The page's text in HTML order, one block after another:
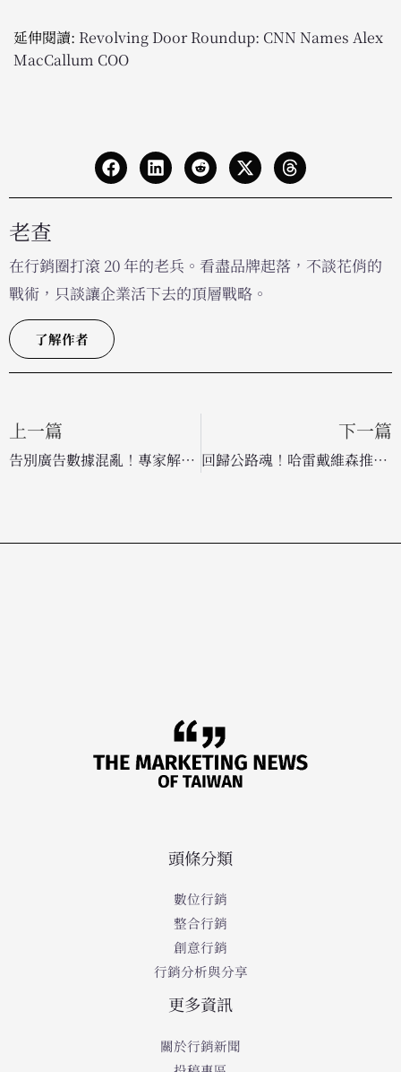
延伸閱讀: Revolving Door Roundup: CNN Names Alex
MacCallum COO
老查
在行銷圈打滾 20 年的老兵。看盡品牌起落，不談花俏的
戰術，只談讓企業活下去的頂層戰略。
了解作者
上一篇
告別廣告數據混亂！專家解析：如何修復 ROAS 誤報、帳戶架構地雷與 AI 應用錯誤
下一篇
回歸公路魂！哈雷戴維森推品牌重塑廣告，為全球增長策略鋪路
頭條分類
數位行銷
整合行銷
創意行銷
行銷分析與分享
更多資訊
關於行銷新聞